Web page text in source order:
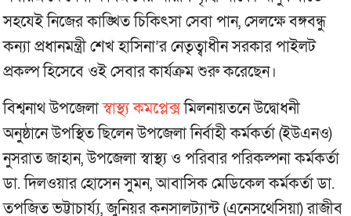
সহযেই নিজের কাঙ্খিত চিকিৎসা সেবা পান, সেলক্ষে বঙ্গবন্ধু
কন্যা প্রধানমন্ত্রী শেখ হাসিনা’র নেতৃত্বাধীন সরকার পাইলট
প্রকল্প হিসেবে ওই সেবার কার্যক্রম শুরু করেছেন।
বিশ্বনাথ উপজেলাস্বাস্থ্য কমপ্লেক্সমিলনায়তনে উদ্বোধনী
অনুষ্ঠানে উপস্থিত ছিলেন উপজেলা নির্বাহী কর্মকর্তা (ইউএনও)
নুসরাত জাহান, উপজেলা স্বাস্থ্য ও পরিবার পরিকল্পনা কর্মকর্তা
ডা. দিলওয়ার হোসেন সুমন, আবাসিক মেডিকেল কর্মকর্তা ডা.
তপজিত ভট্টাচার্য্য, জুনিয়র কনসালট্যান্ট (এনেসথেসিয়া) রাজীব